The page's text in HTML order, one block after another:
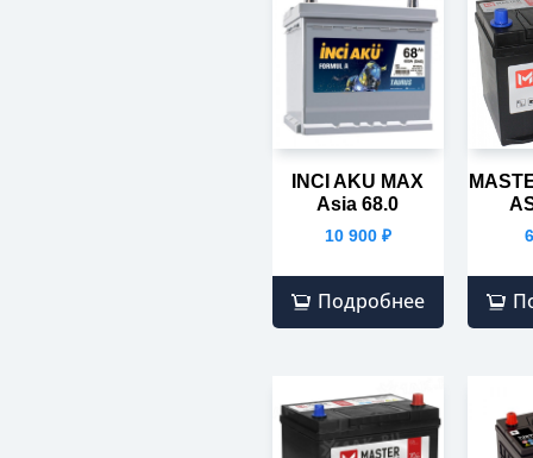
INCI AKU MAX
Asia 68.0
10 900 ₽
Подробнее